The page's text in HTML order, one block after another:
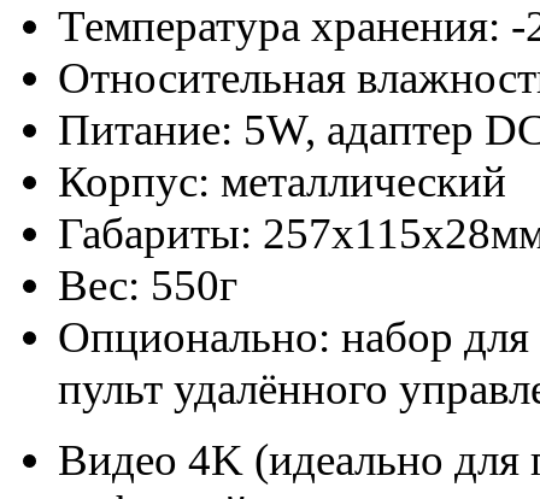
Температура хранения: -
Относительная
Питание: 5W, адаптер
Корпус: металлический
Габариты:
Вес: 550г
Опционально: набор
пульт удалённого
Видео 4K (идеально